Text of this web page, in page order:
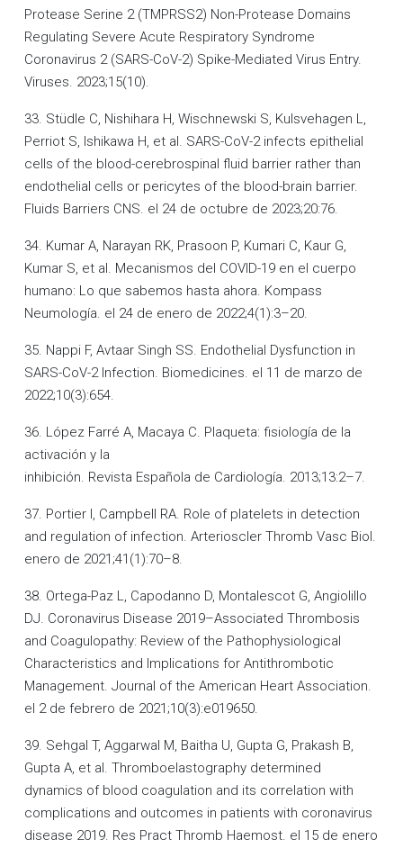
Protease Serine 2 (TMPRSS2) Non-Protease Domains
Regulating Severe Acute Respiratory Syndrome
Coronavirus 2 (SARS-CoV-2) Spike-Mediated Virus Entry.
Viruses. 2023;15(10).
33. Stüdle C, Nishihara H, Wischnewski S, Kulsvehagen L,
Perriot S, Ishikawa H, et al. SARS-CoV-2 infects epithelial
cells of the blood-cerebrospinal fluid barrier rather than
endothelial cells or pericytes of the blood-brain barrier.
Fluids Barriers CNS. el 24 de octubre de 2023;20:76.
34. Kumar A, Narayan RK, Prasoon P, Kumari C, Kaur G,
Kumar S, et al. Mecanismos del COVID-19 en el cuerpo
humano: Lo que sabemos hasta ahora. Kompass
Neumología. el 24 de enero de 2022;4(1):3–20.
35. Nappi F, Avtaar Singh SS. Endothelial Dysfunction in
SARS-CoV-2 Infection. Biomedicines. el 11 de marzo de
2022;10(3):654.
36. López Farré A, Macaya C. Plaqueta: fisiología de la
activación y la
inhibición. Revista Española de Cardiología. 2013;13:2–7.
37. Portier I, Campbell RA. Role of platelets in detection
and regulation of infection. Arterioscler Thromb Vasc Biol.
enero de 2021;41(1):70–8.
38. Ortega-Paz L, Capodanno D, Montalescot G, Angiolillo
DJ. Coronavirus Disease 2019–Associated Thrombosis
and Coagulopathy: Review of the Pathophysiological
Characteristics and Implications for Antithrombotic
Management. Journal of the American Heart Association.
el 2 de febrero de 2021;10(3):e019650.
39. Sehgal T, Aggarwal M, Baitha U, Gupta G, Prakash B,
Gupta A, et al. Thromboelastography determined
dynamics of blood coagulation and its correlation with
complications and outcomes in patients with coronavirus
disease 2019. Res Pract Thromb Haemost. el 15 de enero